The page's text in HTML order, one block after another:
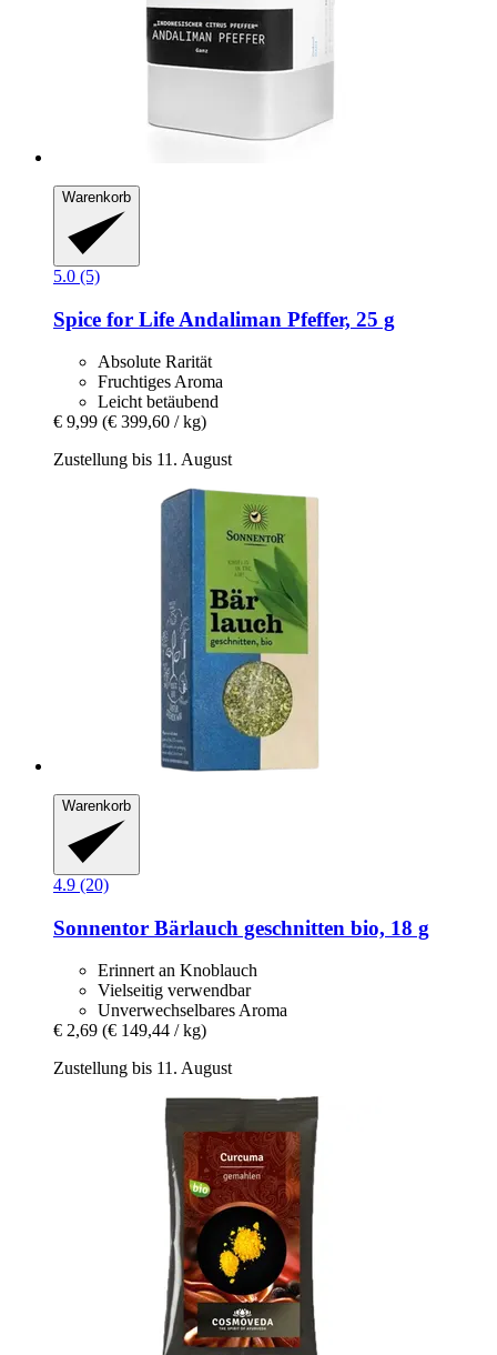
Warenkorb
5.0 (5)
Spice for Life Andaliman Pfeffer, 25 g
Absolute Rarität
Fruchtiges Aroma
Leicht betäubend
€ 9,99 (€ 399,60 / kg)
Zustellung bis 11. August
Warenkorb
4.9 (20)
Sonnentor Bärlauch geschnitten bio, 18 g
Erinnert an Knoblauch
Vielseitig verwendbar
Unverwechselbares Aroma
€ 2,69 (€ 149,44 / kg)
Zustellung bis 11. August